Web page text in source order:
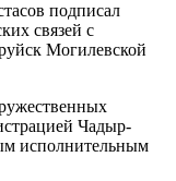
подписал
связей с
Могилевской
Чадыр-
исполнительным